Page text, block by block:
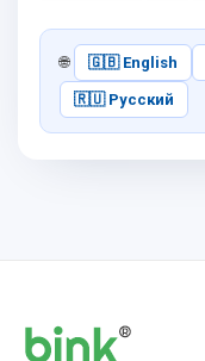
🌐 🇬🇧 English
🇷🇺 Русский